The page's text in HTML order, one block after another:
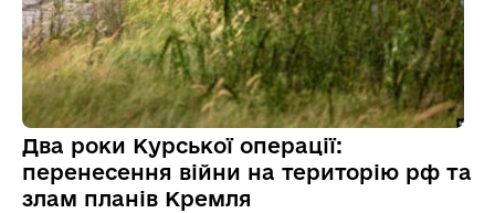
Два роки Курської операції:
перенесення війни на територію рф та
злам планів Кремля